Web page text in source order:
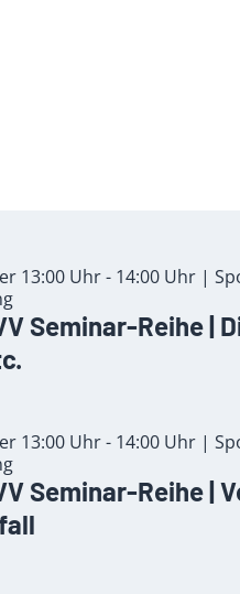
13:00 Uhr - 14:00 Uhr |
Seminar-Reihe |
13:00 Uhr - 14:00 Uhr |
Seminar-Reihe |